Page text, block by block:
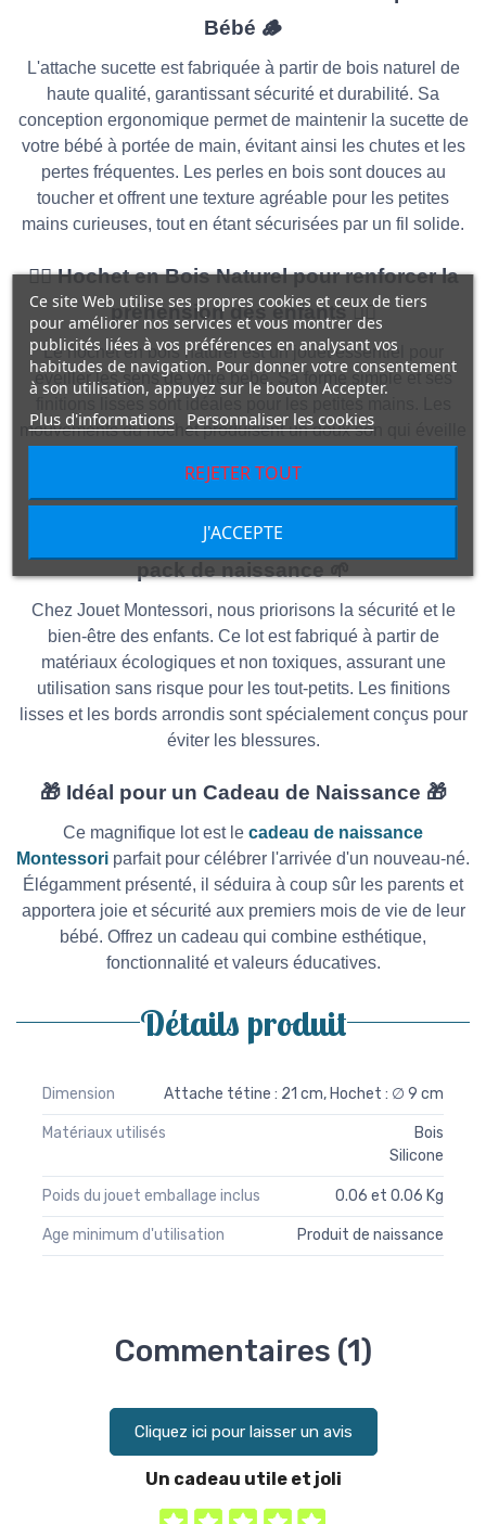
Ce site Web utilise ses propres cookies et ceux de tiers
pour améliorer nos services et vous montrer des
publicités liées à vos préférences en analysant vos
habitudes de navigation. Pour donner votre consentement
à son utilisation, appuyez sur le bouton Accepter.
Plus d'informations Personnaliser les cookies
REJETER TOUT
J'ACCEPTE
Bébé 🪵
L'attache sucette est fabriquée à partir de bois naturel de
haute qualité, garantissant sécurité et durabilité. Sa
conception ergonomique permet de maintenir la sucette de
votre bébé à portée de main, évitant ainsi les chutes et les
pertes fréquentes. Les perles en bois sont douces au
toucher et offrent une texture agréable pour les petites
mains curieuses, tout en étant sécurisées par un fil solide.
🖐🏻 Hochet en Bois Naturel pour renforcer la
préhension des enfants 🖐🏻
Le hochet en bois naturel est un jouet essentiel pour
éveiller les sens de votre bébé. Sa forme simple et ses
finitions lisses sont idéales pour les petites mains. Les
mouvements du hochet produisent un doux son qui éveille
coordination œil-main et sa motricité fine.
🌱 Matériaux Écologiques et Sûrs pour ce
Chez Jouet Montessori, nous priorisons la sécurité et le
bien-être des enfants. Ce lot est fabriqué à partir de
matériaux écologiques et non toxiques, assurant une
utilisation sans risque pour les tout-petits. Les finitions
lisses et les bords arrondis sont spécialement conçus pour
éviter les blessures.
🎁 Idéal pour un Cadeau de Naissance 🎁
Ce magnifique lot est le cadeau de naissance
Montessori parfait pour célébrer l'arrivée d'un nouveau-né.
Élégamment présenté, il séduira à coup sûr les parents et
apportera joie et sécurité aux premiers mois de vie de leur
bébé. Offrez un cadeau qui combine esthétique,
fonctionnalité et valeurs éducatives.
Détails produit
Dimension Attache tétine : 21 cm, Hochet : ∅ 9 cm
Matériaux utilisés
Bois
Silicone
Poids du jouet emballage inclus 0.06 et 0.06 Kg
Age minimum d'utilisation Produit de naissance
Commentaires (1)
Cliquez ici pour laisser un avis
Un cadeau utile et joli